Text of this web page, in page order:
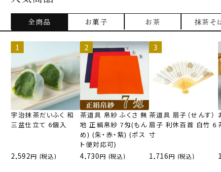
全商品 お菓子 お茶 抹茶そ
宇治抹茶だいふく 和
三盆仕立て 6個入
2,592 (税込)
茶道具 帛紗 ふくさ 無
地 正絹帛紗 7匁(もん
め) (朱・赤・紫) (ポス
ト便対応可)
4,730 (税込)
茶道具 扇子（せんす）
扇子 利休百首 白竹 6
寸
1,716 (税込)